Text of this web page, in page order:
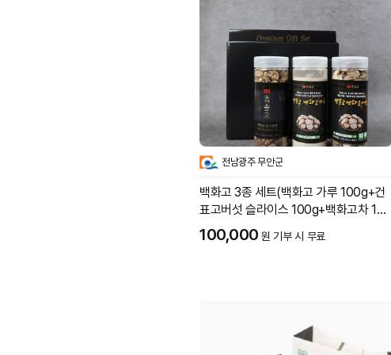
전남광주 무안군
백화고 3종 세트(백화고 가루 100g+건
표고버섯 슬라이스 100g+백화고차 100
g)
100,000 원 기부 시 무료